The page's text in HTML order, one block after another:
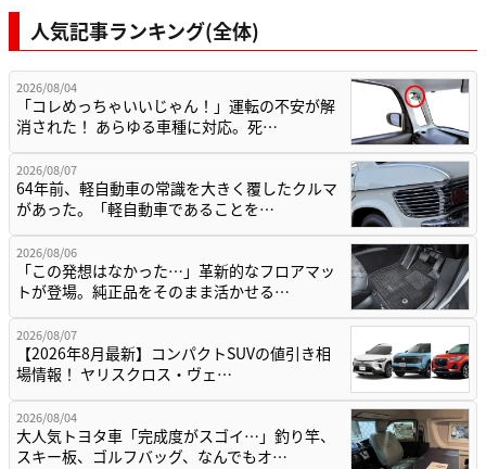
人気記事ランキング(全体)
2026/08/04
「コレめっちゃいいじゃん！」運転の不安が解
消された！ あらゆる車種に対応。死…
2026/08/07
64年前、軽自動車の常識を大きく覆したクルマ
があった。「軽自動車であることを…
2026/08/06
「この発想はなかった…」革新的なフロアマッ
トが登場。純正品をそのまま活かせる…
2026/08/07
【2026年8月最新】コンパクトSUVの値引き相
場情報！ ヤリスクロス・ヴェ…
2026/08/04
大人気トヨタ車「完成度がスゴイ…」釣り竿、
スキー板、ゴルフバッグ、なんでもオ…